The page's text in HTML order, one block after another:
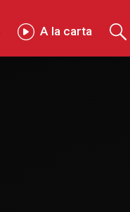
A la carta